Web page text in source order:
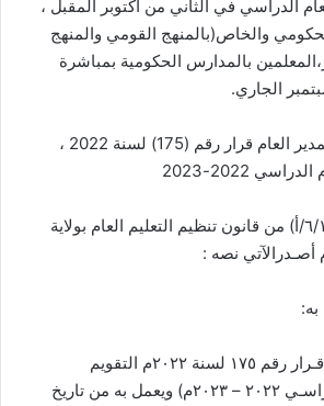
العام الدراسي في الثاني من أكتوبر المقبل ،
والخاص(بالمنهج القومي والمنهج
بالمدارس الحكومية بمباشرة
و نص القرار:قرارات المدير العام قرار رقم (175) لسنة 2022 ،
2022-2023
استنادا على المادة (٦/١٤/أ) من قانون تنظيم التعليم العام بولاية
يـسـمـى هـذا الـقـرار (قـرار رقم ١٧٥ لسنة ٢٠٢٢م التقويم
المدرسـي للـعـام الـدراسـي ٢٠٢٢ – ۲۰۲۳م) ويعمل به من تاريخ